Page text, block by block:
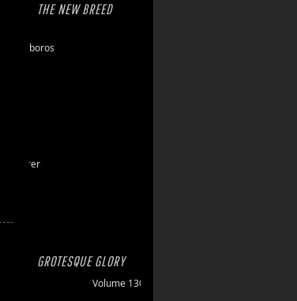
THE NEW BREED
Ouroboros
Devourer
GROTESQUE GLORY
Volume 130